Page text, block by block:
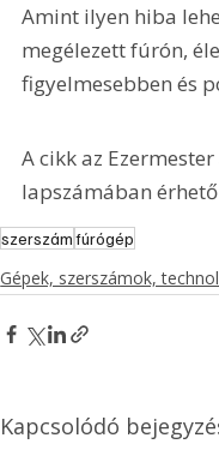
Amint ilyen hiba
megélezett fúrón,
figyelmesebben és
A cikk az
lapszámában érhető
szerszámfúrógép
Gépek, szerszámok,
Kapcsolódó